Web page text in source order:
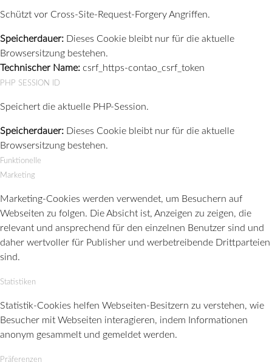
Schützt vor Cross-Site-Request-Forgery Angriffen.
Speicherdauer: Dieses Cookie bleibt nur für die aktuelle
Browsersitzung bestehen.
Technischer Name: csrf_https-contao_csrf_token
PHP SESSION ID
Speichert die aktuelle PHP-Session.
Speicherdauer: Dieses Cookie bleibt nur für die aktuelle
Browsersitzung bestehen.
Funktionelle
Marketing
Marketing-Cookies werden verwendet, um Besuchern auf
Webseiten zu folgen. Die Absicht ist, Anzeigen zu zeigen, die
relevant und ansprechend für den einzelnen Benutzer sind und
daher wertvoller für Publisher und werbetreibende Drittparteien
sind.
Statistiken
Statistik-Cookies helfen Webseiten-Besitzern zu verstehen, wie
Besucher mit Webseiten interagieren, indem Informationen
anonym gesammelt und gemeldet werden.
Präferenzen